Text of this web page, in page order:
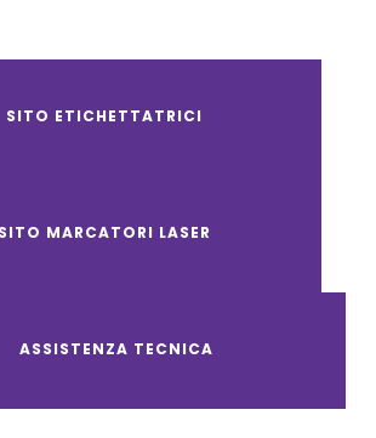
SITO ETICHETTATRICI
SITO MARCATORI LASER
ASSISTENZA TECNICA